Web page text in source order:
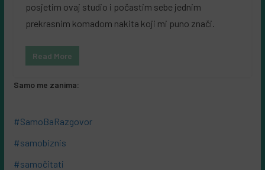
posjetim ovaj studio i počastim sebe jednim
prekrasnim komadom nakita koji mi puno znači.
Read More
Samo me zanima:
#SamoBaRazgovor
#samobiznis
#samočitati